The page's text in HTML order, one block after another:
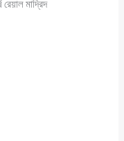
রেয়াল মাদ্রিদ